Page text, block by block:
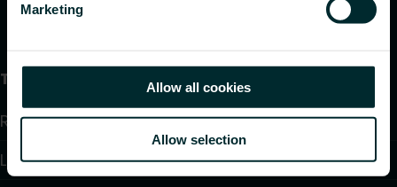
Marketing
Allow all cookies
Allow selection
Tuotteet
Radiaattorit ja pyyhekuivaimet
Lattialämmitys ja -viilennys